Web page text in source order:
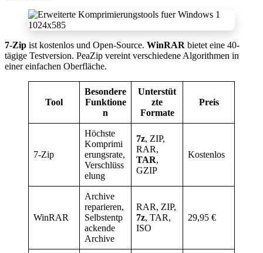
7-Zip ist kostenlos und Open-Source. WinRAR bietet eine 40-
tägige Testversion. PeaZip vereint verschiedene Algorithmen in
einer einfachen Oberfläche.
Tool
Besondere
Funktione
n
Unterstüt
zte
Formate
Preis
7-Zip
Höchste
Komprimi
erungsrate,
Verschlüss
elung
7z, ZIP,
RAR,
TAR,
GZIP
Kostenlos
WinRAR
Archive
reparieren,
Selbstentp
ackende
Archive
RAR, ZIP,
7z, TAR,
ISO
29,95 €